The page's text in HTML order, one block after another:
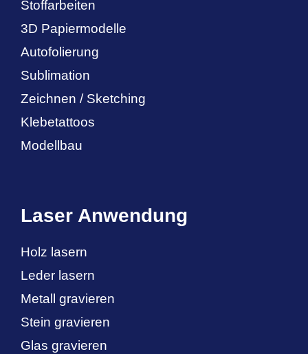
Stoffarbeiten
3D Papiermodelle
Autofolierung
Sublimation
Zeichnen / Sketching
Klebetattoos
Modellbau
Laser Anwendung
Holz lasern
Leder lasern
Metall gravieren
Stein gravieren
Glas gravieren